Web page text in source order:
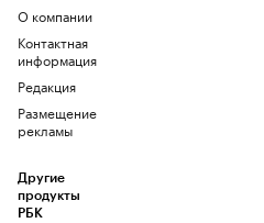
О компании
Контактная
информация
Редакция
Размещение
рекламы
Другие
продукты
РБК